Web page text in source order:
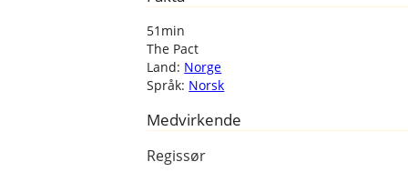
51min
The Pact
Land: Norge
Språk: Norsk
Medvirkende
Regissør